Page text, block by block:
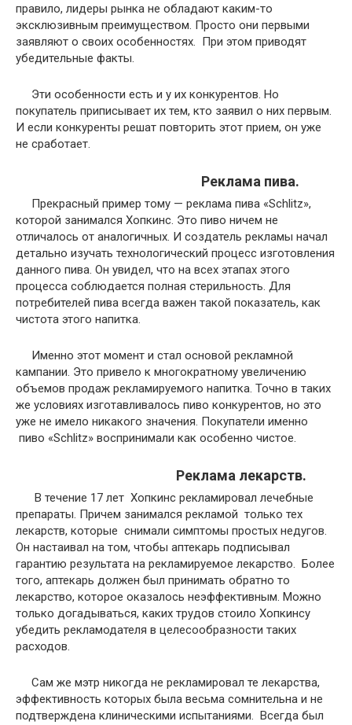
правило, лидеры рынка не обладают каким-то
эксклюзивным преимуществом. Просто они первыми
заявляют о своих особенностях. При этом приводят
убедительные факты.
Эти особенности есть и у их конкурентов. Но
покупатель приписывает их тем, кто заявил о них первым.
И если конкуренты решат повторить этот прием, он уже
не сработает.
Реклама пива.
Прекрасный пример тому — реклама пива «Schlitz»,
которой занимался Хопкинс. Это пиво ничем не
отличалось от аналогичных. И создатель рекламы начал
детально изучать технологический процесс изготовления
данного пива. Он увидел, что на всех этапах этого
процесса соблюдается полная стерильность. Для
потребителей пива всегда важен такой показатель, как
чистота этого напитка.
Именно этот момент и стал основой рекламной
кампании. Это привело к многократному увеличению
объемов продаж рекламируемого напитка. Точно в таких
же условиях изготавливалось пиво конкурентов, но это
уже не имело никакого значения. Покупатели именно
пиво «Schlitz» воспринимали как особенно чистое.
Реклама лекарств.
В течение 17 лет Хопкинс рекламировал лечебные
препараты. Причем занимался рекламой только тех
лекарств, которые снимали симптомы простых недугов.
Он настаивал на том, чтобы аптекарь подписывал
гарантию результата на рекламируемое лекарство. Более
того, аптекарь должен был принимать обратно то
лекарство, которое оказалось неэффективным. Можно
только догадываться, каких трудов стоило Хопкинсу
убедить рекламодателя в целесообразности таких
расходов.
Сам же мэтр никогда не рекламировал те лекарства,
эффективность которых была весьма сомнительна и не
подтверждена клиническими испытаниями. Всегда был